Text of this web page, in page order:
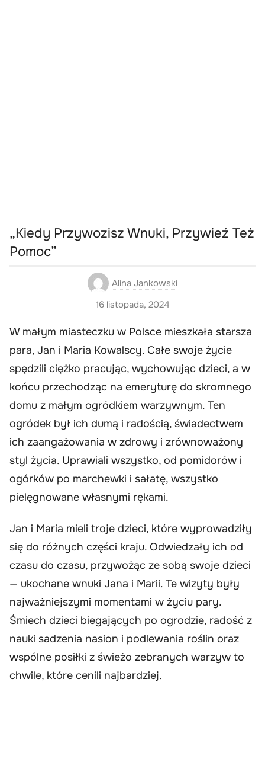
„Kiedy Przywozisz Wnuki, Przywieź Też
Pomoc”
Alina Jankowski
16 listopada, 2024
W małym miasteczku w Polsce mieszkała starsza
para, Jan i Maria Kowalscy. Całe swoje życie
spędzili ciężko pracując, wychowując dzieci, a w
końcu przechodząc na emeryturę do skromnego
domu z małym ogródkiem warzywnym. Ten
ogródek był ich dumą i radością, świadectwem
ich zaangażowania w zdrowy i zrównoważony
styl życia. Uprawiali wszystko, od pomidorów i
ogórków po marchewki i sałatę, wszystko
pielęgnowane własnymi rękami.
Jan i Maria mieli troje dzieci, które wyprowadziły
się do różnych części kraju. Odwiedzały ich od
czasu do czasu, przywożąc ze sobą swoje dzieci
— ukochane wnuki Jana i Marii. Te wizyty były
najważniejszymi momentami w życiu pary.
Śmiech dzieci biegających po ogrodzie, radość z
nauki sadzenia nasion i podlewania roślin oraz
wspólne posiłki z świeżo zebranych warzyw to
chwile, które cenili najbardziej.